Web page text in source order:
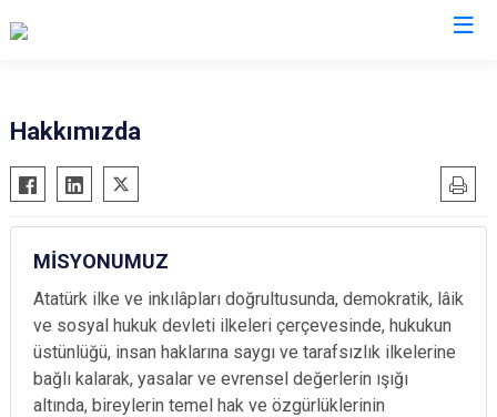
Hakkımızda
MİSYONUMUZ
Atatürk ilke ve inkılâpları doğrultusunda, demokratik, lâik
ve sosyal hukuk devleti ilkeleri çerçevesinde, hukukun
üstünlüğü, insan haklarına saygı ve tarafsızlık ilkelerine
bağlı kalarak, yasalar ve evrensel değerlerin ışığı
altında, bireylerin temel hak ve özgürlüklerinin